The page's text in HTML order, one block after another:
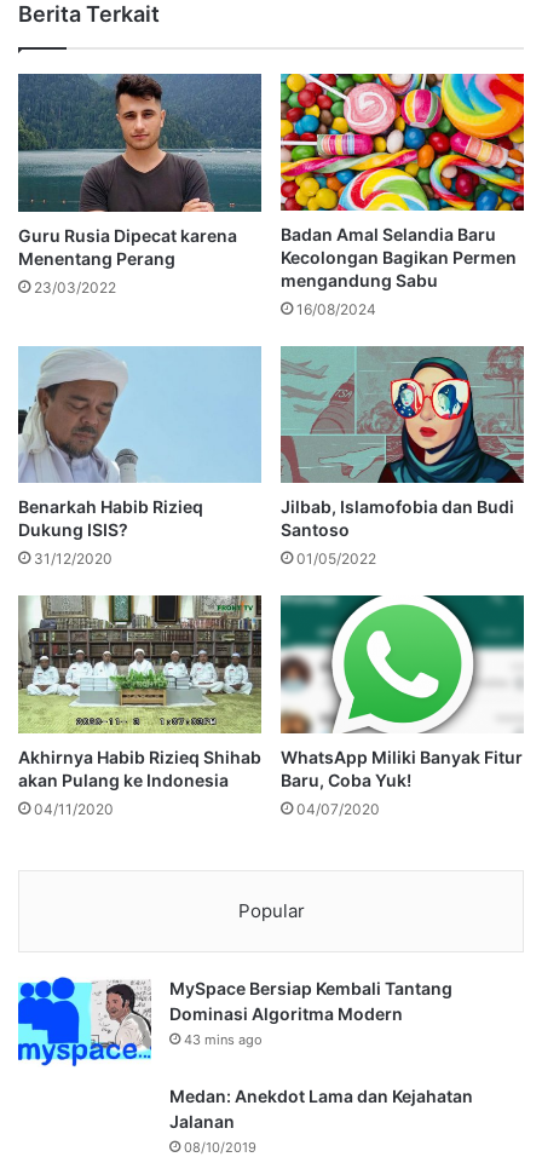
Berita Terkait
Guru Rusia Dipecat karena
Menentang Perang
23/03/2022
Badan Amal Selandia Baru
Kecolongan Bagikan Permen
mengandung Sabu
16/08/2024
Benarkah Habib Rizieq
Dukung ISIS?
31/12/2020
Jilbab, Islamofobia dan Budi
Santoso
01/05/2022
Akhirnya Habib Rizieq Shihab
akan Pulang ke Indonesia
04/11/2020
WhatsApp Miliki Banyak Fitur
Baru, Coba Yuk!
04/07/2020
Popular
MySpace Bersiap Kembali Tantang
Dominasi Algoritma Modern
43 mins ago
Medan: Anekdot Lama dan Kejahatan
Jalanan
08/10/2019